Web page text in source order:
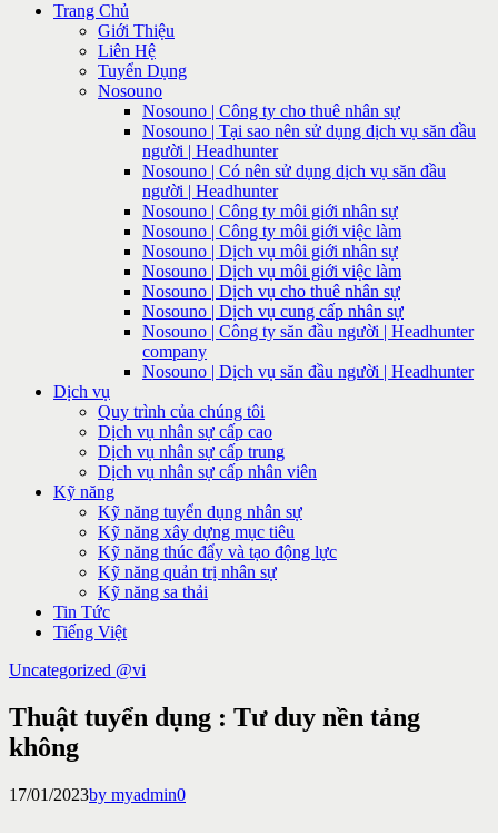
Trang Chủ
Giới Thiệu
Liên Hệ
Tuyển Dụng
Nosouno
Nosouno | Công ty cho thuê nhân sự
Nosouno | Tại sao nên sử dụng dịch vụ săn đầu
người | Headhunter
Nosouno | Có nên sử dụng dịch vụ săn đầu
người | Headhunter
Nosouno | Công ty môi giới nhân sự
Nosouno | Công ty môi giới việc làm
Nosouno | Dịch vụ môi giới nhân sự
Nosouno | Dịch vụ môi giới việc làm
Nosouno | Dịch vụ cho thuê nhân sự
Nosouno | Dịch vụ cung cấp nhân sự
Nosouno | Công ty săn đầu người | Headhunter
company
Nosouno | Dịch vụ săn đầu người | Headhunter
Dịch vụ
Quy trình của chúng tôi
Dịch vụ nhân sự cấp cao
Dịch vụ nhân sự cấp trung
Dịch vụ nhân sự cấp nhân viên
Kỹ năng
Kỹ năng tuyển dụng nhân sự
Kỹ năng xây dựng mục tiêu
Kỹ năng thúc đẩy và tạo động lực
Kỹ năng quản trị nhân sự
Kỹ năng sa thải
Tin Tức
Tiếng Việt
Uncategorized @vi
Thuật tuyển dụng : Tư duy nền tảng
không
17/01/2023by myadmin0